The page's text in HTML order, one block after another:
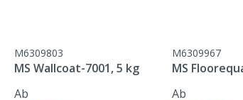
M6309803
MS Wallcoat-7001, 5 kg
Ab
M6309967
MS
Ab